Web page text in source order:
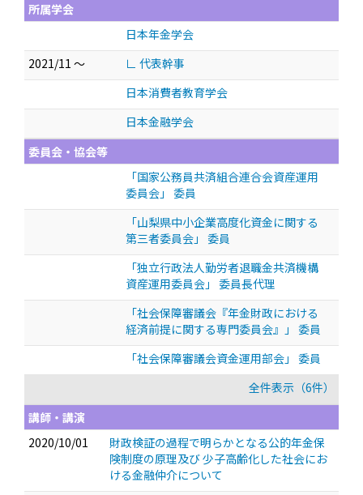
所属学会
日本年金学会
2021/11 ～
∟ 代表幹事
日本消費者教育学会
日本金融学会
委員会・協会等
「国家公務員共済組合連合会資産運用
委員会」 委員
「山梨県中小企業高度化資金に関する
第三者委員会」 委員
「独立行政法人勤労者退職金共済機構
資産運用委員会」 委員長代理
「社会保障審議会『年金財政における
経済前提に関する専門委員会』」 委員
「社会保障審議会資金運用部会」 委員
全件表示（6件）
講師・講演
2020/10/01
財政検証の過程で明らかとなる公的年金保
険制度の原理及び 少子高齢化した社会にお
ける金融仲介について